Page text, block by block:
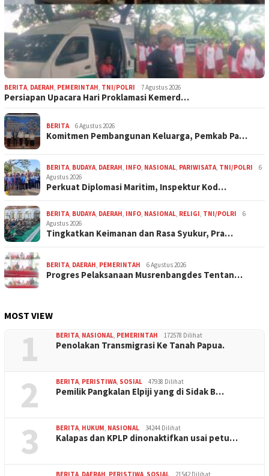
BERITA, DAERAH, PEMERINTAH, TNI/POLRI 7 Agustus 2026
Persiapan Upacara Hari Proklamasi Kemerd…
BERITA 6 Agustus 2026
Komitmen Pembangunan Keluarga, Pemkab Pa…
BERITA, BUDAYA, DAERAH, INFO, NASIONAL, PARIWISATA, TNI/POLRI
6
Agustus 2026
Perkuat Diplomasi Maritim, Inspektur Kod…
BERITA, BUDAYA, DAERAH, INFO, NASIONAL, RELIGI, TNI/POLRI
6
Agustus 2026
Tingkatkan Keimanan dan Rasa Syukur, Pra…
BERITA, DAERAH, PEMERINTAH 6 Agustus 2026
Progres Pelaksanaan Musrenbangdes Tentan…
MOST VIEW
1 BERITA, NASIONAL, PEMERINTAH 172578 Dilihat
Penolakan Transmigrasi Ke Tanah Papua.
2 BERITA, PERISTIWA, SOSIAL 47938 Dilihat
Pemilik Pangkalan Elpiji yang di Sidak B…
3 BERITA, HUKUM, NASIONAL 34244 Dilihat
Kalapas dan KPLP dinonaktifkan usai petu…
BERITA DAERAH PERISTIWA SOSIAL 21542 Dilihat